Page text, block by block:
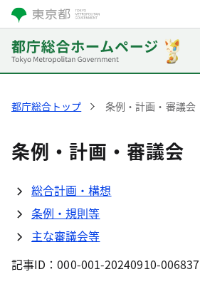
都庁総合トップ 条例・計画・審議会
条例・計画・審議会
総合計画・構想
条例・規則等
主な審議会等
記事ID：000-001-20240910-006837